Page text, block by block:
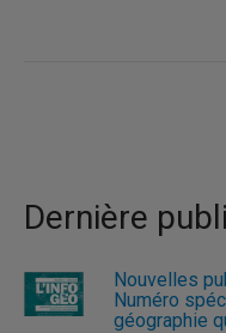
Dernière
Nouvelles
Numéro
géographie